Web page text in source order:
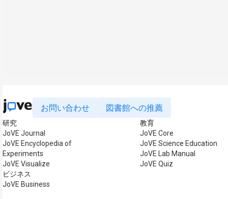
お問い合わせ 図書館への推薦
研究
JoVE Journal
JoVE Encyclopedia of
Experiments
JoVE Visualize
ビジネス
JoVE Business
教育
JoVE Core
JoVE Science Education
JoVE Lab Manual
JoVE Quiz